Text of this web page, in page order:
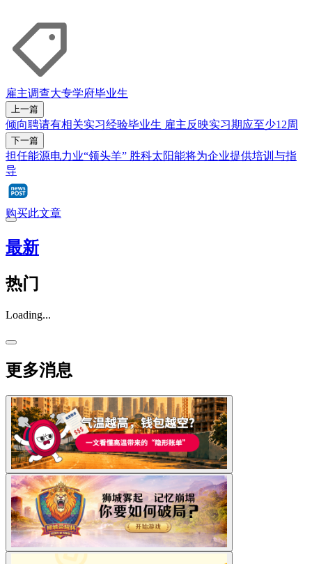
雇主调查大专学府毕业生
上一篇
倾向聘请有相关实习经验毕业生 雇主反映实习期应至少12周
下一篇
担任能源电力业“领头羊” 胜科太阳能将为企业提供培训与指
导
购买此文章
最新
热门
Loading...
更多消息